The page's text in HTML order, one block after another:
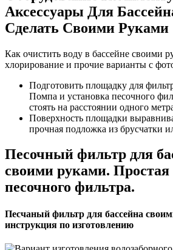
Аксессуары Для
Сделать Своими Руками
Как очистить воду в бассейне своими
хлорирование и прочие варианты с
Подготовить площадку для
Помпа и установка песочного
стоять на расстоянии одного
Поверхность площадки
прочная подложка из брусчатки
Песочный фильтр для
своими руками.
песочного фильтра.
Песчаный фильтр для бассейна
инструкция по изготовлению